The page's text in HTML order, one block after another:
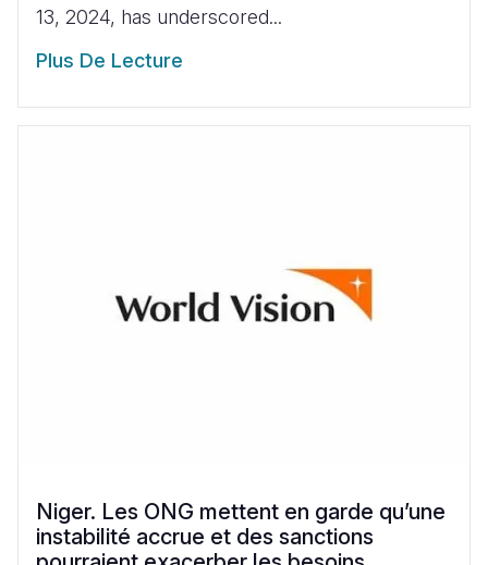
13, 2024, has underscored...
Plus De Lecture
Niger. Les ONG mettent en garde qu’une
instabilité accrue et des sanctions